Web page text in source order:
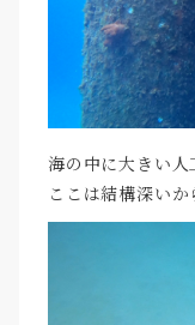
海の中に大きい
ここは結構深いか